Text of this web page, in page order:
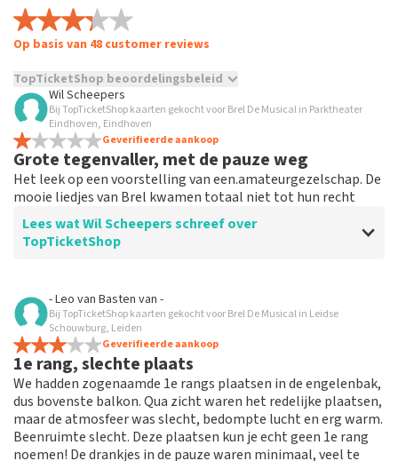
Op basis van 48 customer reviews
TopTicketShop beoordelingsbeleid
TopTicketShop verzamelt reviews van echte klanten. Het is
niet mogelijk om een review achter te laten als je geen
tickets hebt aangeschaft bij TopTicketShop. Reviews met
grof taalgebruik en/of onwaarheden worden niet geplaatst.
Het kan enkele weken duren voordat een review wordt
geplaatst.
Wil Scheepers
Bij TopTicketShop kaarten gekocht voor Brel De Musical in Parktheater
Eindhoven, Eindhoven
Geverifieerde aankoop
Grote tegenvaller, met de pauze weg
Het leek op een voorstelling van een.amateurgezelschap. De
mooie liedjes van Brel kwamen totaal niet tot hun recht
Lees wat Wil Scheepers schreef over
TopTicketShop
Beoordeling van Wil Scheepers over
Irreëel prijzen
Beste Wil, Bedankt voor het schrijven van een review
op onze website. Uw feedback vinden wij erg belangrijk.
U helpt ons zo onze dienstverlening te verbeteren en
ook helpt u andere consumenten met het maken van
Reactie van TopTicketShop
- Leo van Basten van -
Bij TopTicketShop kaarten gekocht voor Brel De Musical in Leidse
Schouwburg, Leiden
Geverifieerde aankoop
1e rang, slechte plaats
We hadden zogenaamde 1e rangs plaatsen in de engelenbak,
dus bovenste balkon. Qua zicht waren het redelijke plaatsen,
maar de atmosfeer was slecht, bedompte lucht en erg warm.
Beenruimte slecht. Deze plaatsen kun je echt geen 1e rang
noemen! De drankjes in de pauze waren minimaal, veel te